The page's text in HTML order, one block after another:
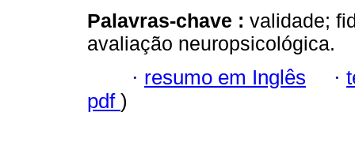
Palavras-chave : validade;
avaliação neuropsicológica.
· resumo em Inglês ·
pdf )